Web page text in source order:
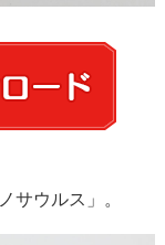
サウルス」。